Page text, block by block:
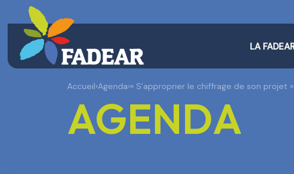
LA
Accueil›Agenda›« S’approprier le chiffrage de son projet
AGENDA